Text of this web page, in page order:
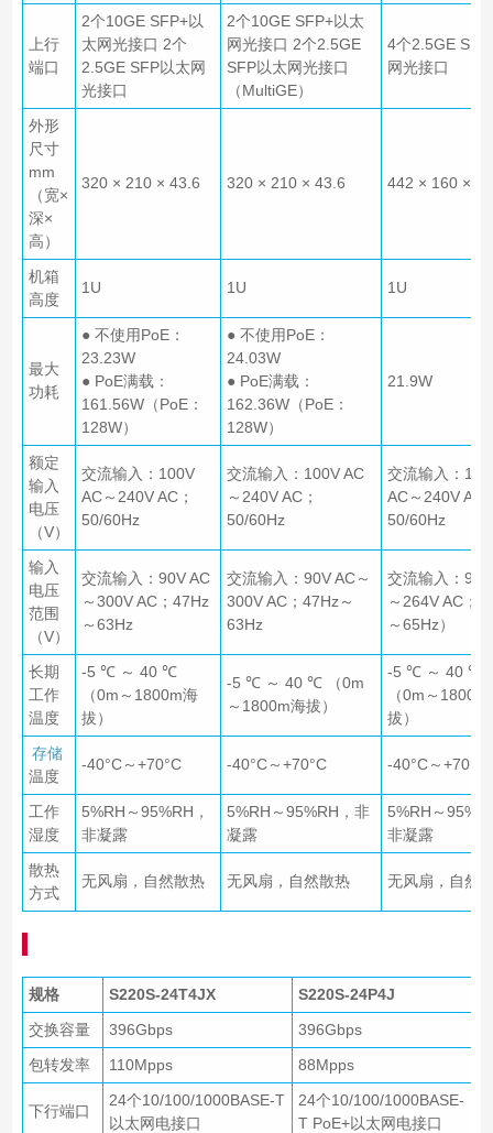
上行
端口
2个10GE SFP+以
太网光接口 2个
2.5GE SFP以太网
光接口
2个10GE SFP+以太
网光接口 2个2.5GE
SFP以太网光接口
（MultiGE）
4个2.5GE SFP
网光接口
外形
尺寸
mm
（宽×
深×
高）
320 × 210 × 43.6 320 × 210 × 43.6 442 × 160 ×
机箱
高度
1U 1U 1U
最大
功耗
● 不使用PoE：
23.23W
● PoE满载：
161.56W（PoE：
128W）
● 不使用PoE：
24.03W
● PoE满载：
162.36W（PoE：
128W）
21.9W
额定
输入
电压
（V）
交流输入：100V
AC～240V AC；
50/60Hz
交流输入：100V AC
～240V AC；
50/60Hz
交流输入：
AC～240V AC
50/60Hz
输入
电压
范围
（V）
交流输入：90V AC
～300V AC；47Hz
～63Hz
交流输入：90V AC～
300V AC；47Hz～
63Hz
交流输入：
～264V AC；
～65Hz）
长期
工作
温度
-5 ℃ ～ 40 ℃
（0m～1800m海
拔）
-5 ℃ ～ 40 ℃ （0m
～1800m海拔）
-5 ℃ ～ 40 ℃
（0m～1800m
拔）
存储
温度
-40°C～+70°C -40°C～+70°C -40°C～+70°C
工作
湿度
5%RH～95%RH，
非凝露
5%RH～95%RH，非
凝露
5%RH～
非凝露
散热
方式
无风扇，自然散热 无风扇，自然散热 无风扇，自然
规格 S220S-24T4JX
S220S-24P4J
交换容量
396Gbps
396Gbps
包转发率
110Mpps 88Mpps
下行端口
24个10/100/1000BASE-T
以太网电接口
24个10/100/1000BASE-
T PoE+以太网电接口